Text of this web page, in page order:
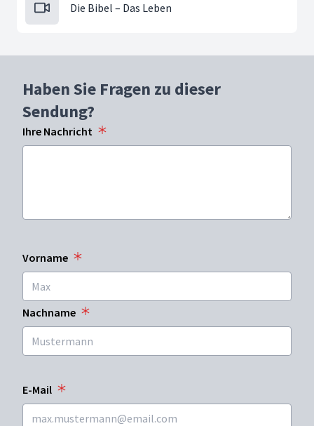
Die Bibel – Das Leben
Haben Sie Fragen zu dieser
Sendung?
Ihre Nachricht
Vorname
Nachname
E-Mail